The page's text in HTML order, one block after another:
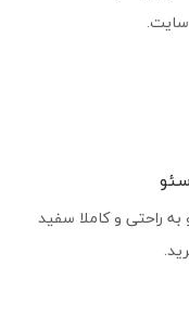
به راحتی و کاملا سفید